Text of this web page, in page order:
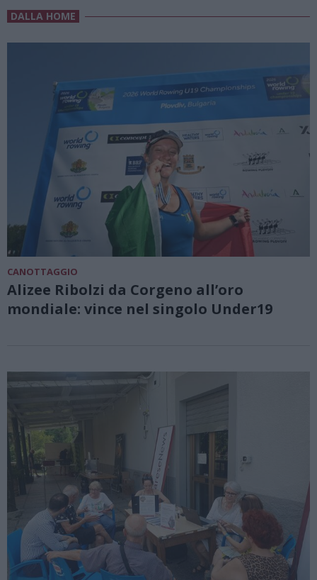
DALLA HOME
CANOTTAGGIO
Alizee Ribolzi da Corgeno all’oro
mondiale: vince nel singolo Under19